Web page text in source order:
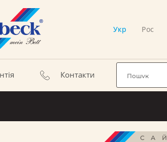
Укр Рос
Контакти